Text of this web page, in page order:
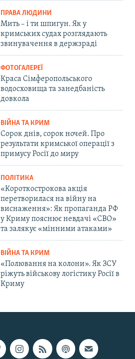
ПРАВА ЛЮДИНИ
Мить – і ти шпигун. Як у
кримських судах розглядають
звинувачення в держзраді
ФОТОГАЛЕРЕЇ
Краса Сімферопольського
водосховища та занедбаність
довкола
ВІЙНА ТА КРИМ
Сорок днів, сорок ночей. Про
результати кримської операції з
примусу Росії до миру
ПОЛІТИКА
«Короткострокова акція
перетворилася на війну на
виснаження»: Як пропаганда РФ
у Криму пояснює невдачі «СВО»
та залякує «мінними атаками»
ВІЙНА ТА КРИМ
«Полювання на колони». Як ЗСУ
ріжуть військову логістику Росії в
Криму